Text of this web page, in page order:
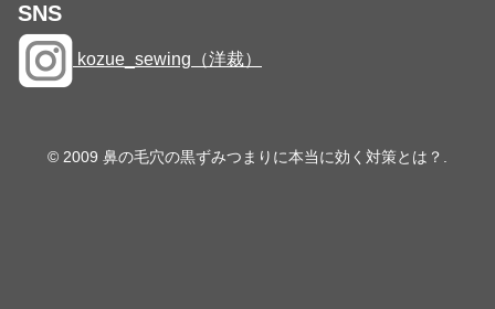
SNS
kozue_sewing（洋裁）
© 2009 鼻の毛穴の黒ずみつまりに本当に効く対策とは？.